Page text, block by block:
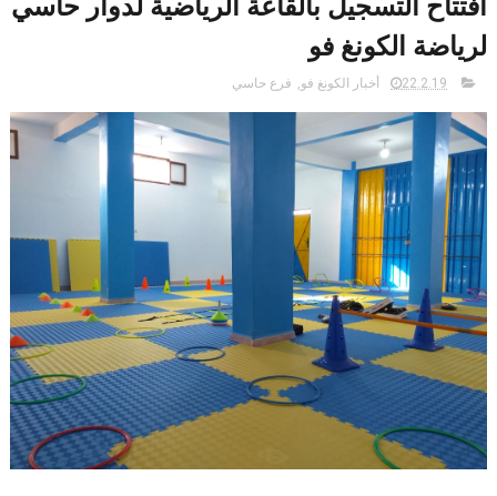
لرياضة الكونغ فو
22.2.19 أخبار الكونغ فو فرع حاسي